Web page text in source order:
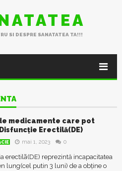
SI DESPRE SANATATEA TA!!!
medicamente care pot
Erectilă(DE)
mai 1, 2023 0
erectilã(DE) reprezintă incapacitatea
lung(cel putin 3 luni) de a obține o